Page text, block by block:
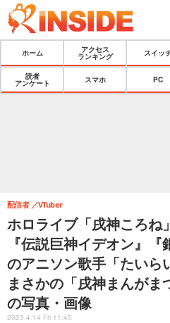
ホーム
アクセス
ランキング
スイッ
読者
アンケート
スマホ PC
ホロライブ「戌神ころね
『伝説巨神イデオン』『
のアニソン歌手「たいら
まさかの「戌神まんがま
の写真・画像
配信者 VTuber
2023.4.14 Fri 11:45